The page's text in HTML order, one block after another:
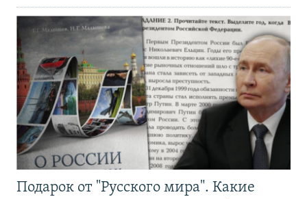
Подарок от "Русского мира". Какие